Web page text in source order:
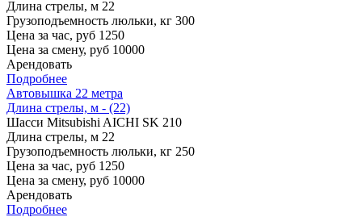
Длина стрелы, м 22
Грузоподъемность люльки, кг 300
Цена за час, руб 1250
Цена за смену, руб 10000
Арендовать
Подробнее
Автовышка 22 метра
Длина стрелы, м - (22)
Шасси Mitsubishi AICHI SK 210
Длина стрелы, м 22
Грузоподъемность люльки, кг 250
Цена за час, руб 1250
Цена за смену, руб 10000
Арендовать
Подробнее